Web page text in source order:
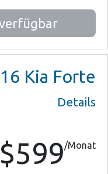
Kia Forte
Details
$599/Monat